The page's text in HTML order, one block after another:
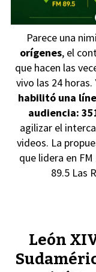
Parece una
orígenes, el
que hacen las
vivo las 24
habilitó una
audiencia:
agilizar el
videos. La
que lidera en
89.5 Las
León